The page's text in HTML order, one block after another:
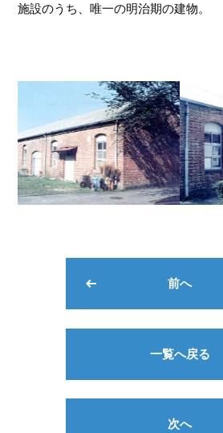
施設のうち、唯一の明治期の建物。
前へ
一覧へ戻る
次へ